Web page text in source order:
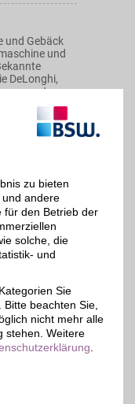
und Gebäck
und
DeLonghi,
Fornara
- ein Online-
im
und Küche
von der
aus Stil und
Jetzt
zu bieten
andere
für den Betrieb der
solche, die
und
Sie
beachten Sie,
nicht mehr alle
stehen. Weitere